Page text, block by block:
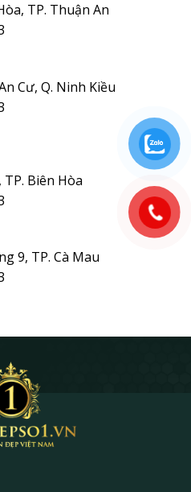
TP. Thuận An
Cư, Q. Ninh Kiều
Biên Hòa
9, TP. Cà Mau